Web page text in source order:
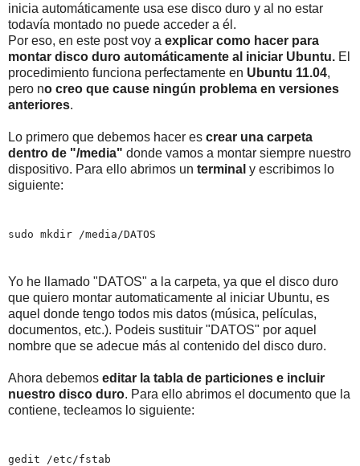
inicia automáticamente usa ese disco duro y al no estar
todavía montado no puede acceder a él.
Por eso, en este post voy a explicar como hacer para
montar disco duro automáticamente al iniciar Ubuntu. El
procedimiento funciona perfectamente en Ubuntu 11.04,
pero no creo que cause ningún problema en versiones
anteriores.
Lo primero que debemos hacer es crear una carpeta
dentro de "/media" donde vamos a montar siempre nuestro
dispositivo. Para ello abrimos un terminal y escribimos lo
siguiente:
sudo mkdir /media/DATOS
Yo he llamado "DATOS" a la carpeta, ya que el disco duro
que quiero montar automaticamente al iniciar Ubuntu, es
aquel donde tengo todos mis datos (música, películas,
documentos, etc.). Podeis sustituir "DATOS" por aquel
nombre que se adecue más al contenido del disco duro.
Ahora debemos editar la tabla de particiones e incluir
nuestro disco duro. Para ello abrimos el documento que la
contiene, tecleamos lo siguiente:
gedit /etc/fstab